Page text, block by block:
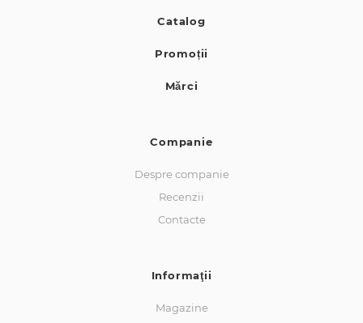
Catalog
Promoții
Mărci
Companie
Despre companie
Recenzii
Contacte
Informaţii
Magazine